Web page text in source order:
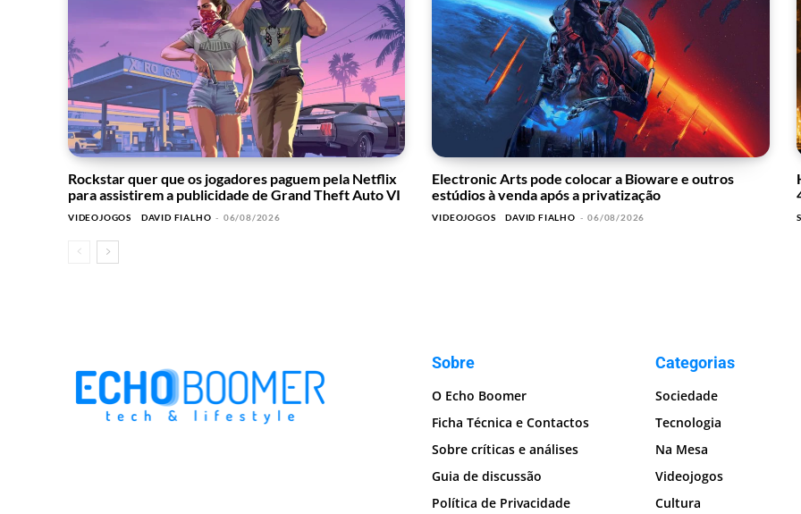
Rockstar quer que os jogadores paguem pela Netflix
para assistirem a publicidade de Grand Theft Auto VI
VIDEOJOGOS DAVID FIALHO - 06/08/2026
Electronic Arts pode colocar a Bioware e outros
estúdios à venda após a privatização
VIDEOJOGOS DAVID FIALHO - 06/08/2026
Sobre
O Echo Boomer
Ficha Técnica e Contactos
Sobre críticas e análises
Guia de discussão
Política de Privacidade
Categorias
Sociedade
Tecnologia
Na Mesa
Videojogos
Cultura